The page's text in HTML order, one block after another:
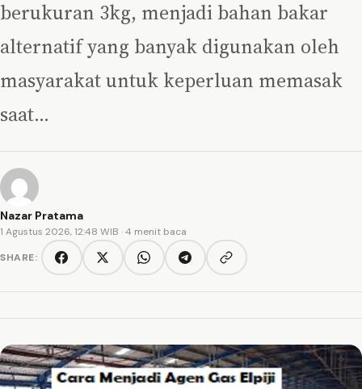
berukuran 3kg, menjadi bahan bakar
alternatif yang banyak digunakan oleh
masyarakat untuk keperluan memasak
saat…
Nazar Pratama
1 Agustus 2026, 12:48 WIB · 4 menit baca
SHARE:
FacebookTwitter/XWhatsAppTelegramCopy link